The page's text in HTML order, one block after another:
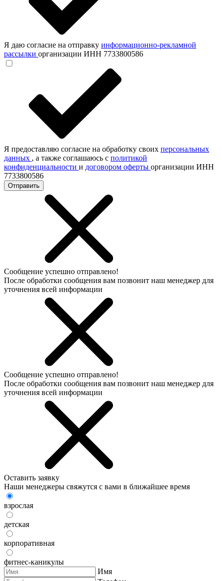
Я даю согласие на отправку информационно-рекламной
рассылки организации ИНН 7733800586
Я предоставляю согласие на обработку своих персональных
данных , а также соглашаюсь с политикой
конфиденциальности и договором оферты организации ИНН
7733800586
Отправить
Сообщение успешно отправлено!
После обработки сообщения вам позвонит наш менеджер для
уточнения всей информации
Сообщение успешно отправлено!
После обработки сообщения вам позвонит наш менеджер для
уточнения всей информации
Оставить заявку
Наши менеджеры свяжутся с вами в ближайшее время
взрослая
детская
корпоративная
фитнес-каникулы
Имя